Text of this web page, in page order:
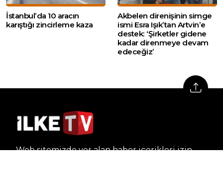
İstanbul’da 10 aracın
karıştığı zincirleme kaza
Akbelen direnişinin simge
ismi Esra Işık’tan Artvin’e
destek: ‘Şirketler gidene
kadar direnmeye devam
edeceğiz’
Web sitemizde yer alan haber içerikleri izin